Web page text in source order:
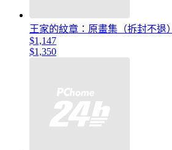
王家的紋章：原畫集（拆封不退）
$1,147
$1,350